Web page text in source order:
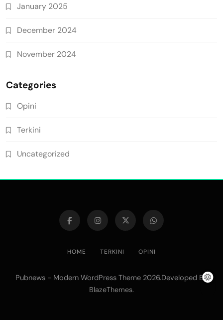
January 2025
December 2024
November 2024
Categories
Opini
Terkini
Uncategorized
HOME TERKINI OPINI
Pubnews - Modern WordPress Theme 2026.Developed By
BlazeThemes.